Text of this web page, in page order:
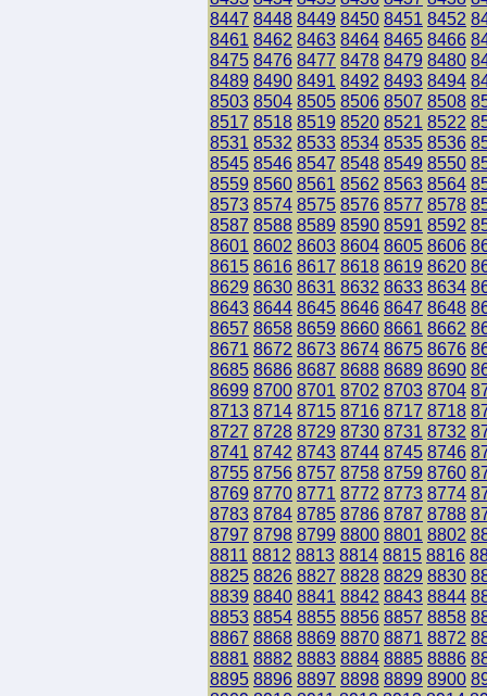
8447 8448 8449 8450 8451 8452
8461 8462 8463 8464 8465 8466
8475 8476 8477 8478 8479 8480
8489 8490 8491 8492 8493 8494
8503 8504 8505 8506 8507 8508
8517 8518 8519 8520 8521 8522
8531 8532 8533 8534 8535 8536
8545 8546 8547 8548 8549 8550
8559 8560 8561 8562 8563 8564
8573 8574 8575 8576 8577 8578
8587 8588 8589 8590 8591 8592
8601 8602 8603 8604 8605 8606
8615 8616 8617 8618 8619 8620
8629 8630 8631 8632 8633 8634
8643 8644 8645 8646 8647 8648
8657 8658 8659 8660 8661 8662
8671 8672 8673 8674 8675 8676
8685 8686 8687 8688 8689 8690
8699 8700 8701 8702 8703 8704
8713 8714 8715 8716 8717 8718
8727 8728 8729 8730 8731 8732
8741 8742 8743 8744 8745 8746
8755 8756 8757 8758 8759 8760
8769 8770 8771 8772 8773 8774
8783 8784 8785 8786 8787 8788
8797 8798 8799 8800 8801 8802
8811 8812 8813 8814 8815 8816
8825 8826 8827 8828 8829 8830
8839 8840 8841 8842 8843 8844
8853 8854 8855 8856 8857 8858
8867 8868 8869 8870 8871 8872
8881 8882 8883 8884 8885 8886
8895 8896 8897 8898 8899 8900